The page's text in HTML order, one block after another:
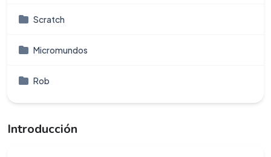
Scratch
Micromundos
Rob
Introducción